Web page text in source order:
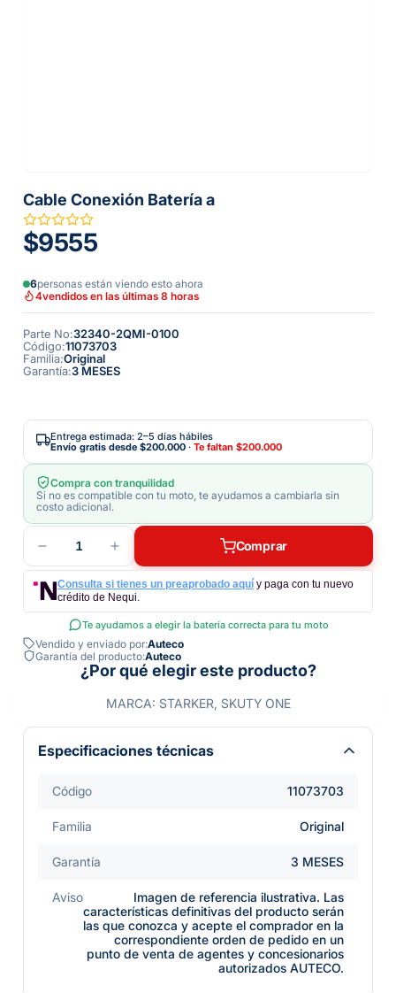
Cable Conexión Batería a
$9555
6personas están viendo esto ahora
4vendidos en las últimas 8 horas
Parte No:32340-2QMI-0100
Código:11073703
Familia:Original
Garantía:3 MESES
Entrega estimada: 2–5 días hábiles
Envío gratis desde $200.000 · Te faltan $200.000
Compra con tranquilidad
Si no es compatible con tu moto, te ayudamos a cambiarla sin
costo adicional.
1 Comprar
Consulta si tienes un preaprobado aquí y paga con tu nuevo
crédito de Nequi.
Te ayudamos a elegir la batería correcta para tu moto
Vendido y enviado por:Auteco
Garantía del producto:Auteco
¿Por qué elegir este producto?
MARCA: STARKER, SKUTY ONE
Especificaciones técnicas
Código 11073703
Familia Original
Garantía 3 MESES
Aviso
Imagen de referencia ilustrativa. Las
características definitivas del producto serán
las que conozca y acepte el comprador en la
correspondiente orden de pedido en un
punto de venta de agentes y concesionarios
autorizados AUTECO.